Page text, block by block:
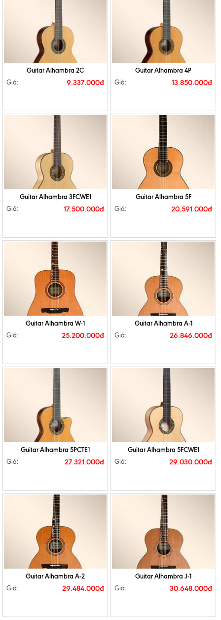
Guitar Alhambra 2C
Giá: 9.337.000đ
Guitar Alhambra 4P
Giá: 13.850.000đ
Guitar Alhambra 3FCWE1
Giá: 17.500.000đ
Guitar Alhambra 5F
Giá: 20.591.000đ
Guitar Alhambra W-1
Giá: 25.200.000đ
Guitar Alhambra A-1
Giá: 26.846.000đ
Guitar Alhambra 5PCTE1
Giá: 27.321.000đ
Guitar Alhambra 5FCWE1
Giá: 29.030.000đ
Guitar Alhambra A-2
Giá: 29.484.000đ
Guitar Alhambra J-1
Giá: 30.648.000đ